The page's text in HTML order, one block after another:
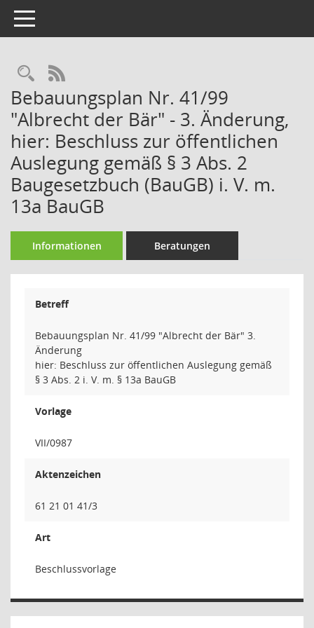
Toggle navigation
Rechercheauswahl
RSS-Feed
Bebauungsplan Nr. 41/99
"Albrecht der Bär" - 3. Änderung,
hier: Beschluss zur öffentlichen
Auslegung gemäß § 3 Abs. 2
Baugesetzbuch (BauGB) i. V. m.
13a BauGB
Informationen Beratungen
Betreff
Bebauungsplan Nr. 41/99 "Albrecht der Bär" 3.
Änderung
hier: Beschluss zur öffentlichen Auslegung gemäß
§ 3 Abs. 2 i. V. m. § 13a BauGB
Vorlage
VII/0987
Aktenzeichen
61 21 01 41/3
Art
Beschlussvorlage